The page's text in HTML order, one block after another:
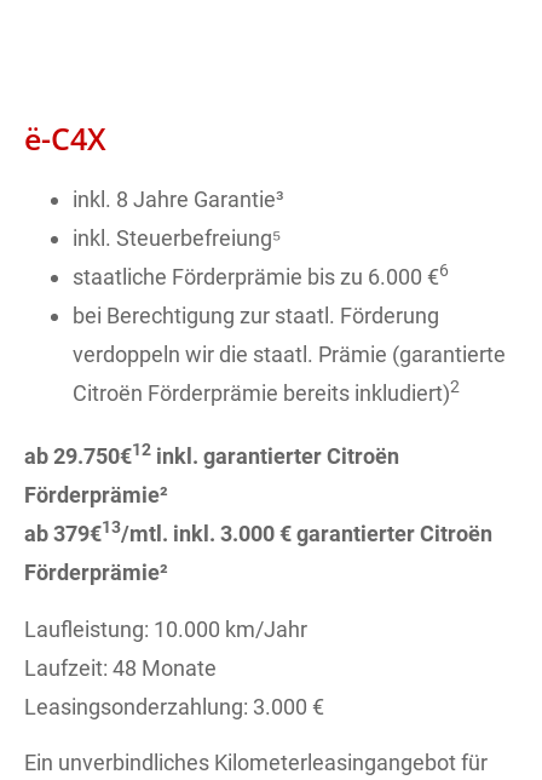
ë-C4X
inkl. 8 Jahre Garantie³
inkl. Steuerbefreiung⁵
staatliche Förderprämie bis zu 6.000 €6
bei Berechtigung zur staatl. Förderung
verdoppeln wir die staatl. Prämie (garantierte
Citroën Förderprämie bereits inkludiert)2
ab 29.750€12 inkl. garantierter Citroën
Förderprämie²
ab 379€13/mtl. inkl. 3.000 € garantierter Citroën
Förderprämie²
Laufleistung: 10.000 km/Jahr
Laufzeit: 48 Monate
Leasingsonderzahlung: 3.000 €
Ein unverbindliches Kilometerleasingangebot für